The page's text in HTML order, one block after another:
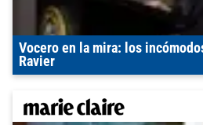
Vocero en la mira: los
Ravier